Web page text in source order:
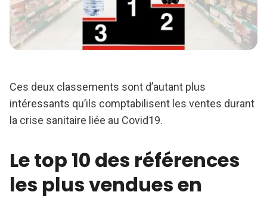
Ces deux classements sont d’autant plus
intéressants qu’ils comptabilisent les ventes durant
la crise sanitaire liée au Covid19.
Le top 10 des références
les plus vendues en